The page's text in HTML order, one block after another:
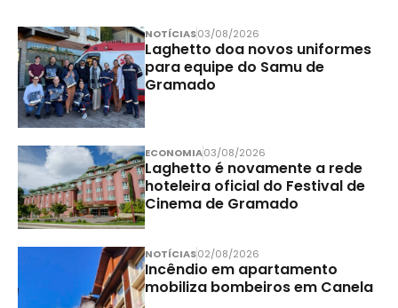
NOTÍCIAS03/08/2026
Laghetto doa novos uniformes
para equipe do Samu de
Gramado
ECONOMIA03/08/2026
Laghetto é novamente a rede
hoteleira oficial do Festival de
Cinema de Gramado
NOTÍCIAS02/08/2026
Incêndio em apartamento
mobiliza bombeiros em Canela